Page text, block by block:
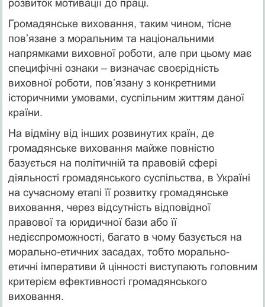
розвиток мотивації до праці.
Громадянське виховання, таким чином, тісне
пов’язане з моральним та національними
напрямками виховної роботи, але при цьому має
специфічні ознаки – визначає своєрідність
виховної роботи, пов’язану з конкретними
історичними умовами, суспільним життям даної
країни.
На відміну від інших розвинутих країн, де
громадянське виховання майже повністю
базується на політичній та правовій сфері
діяльності громадянського суспільства, в Україні
на сучасному етапі її розвитку громадянське
виховання, через відсутність відповідної
правової та юридичної бази або її
недієспроможності, багато в чому базується на
морально-етичних засадах, тобто морально-
етичні імперативи й цінності виступають головним
критерієм ефективності громадянського
виховання.